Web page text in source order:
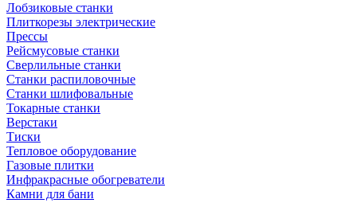
Лобзиковые станки
Плиткорезы электрические
Прессы
Рейсмусовые станки
Сверлильные станки
Станки распиловочные
Станки шлифовальные
Токарные станки
Верстаки
Тиски
Тепловое оборудование
Газовые плитки
Инфракрасные обогреватели
Камни для бани